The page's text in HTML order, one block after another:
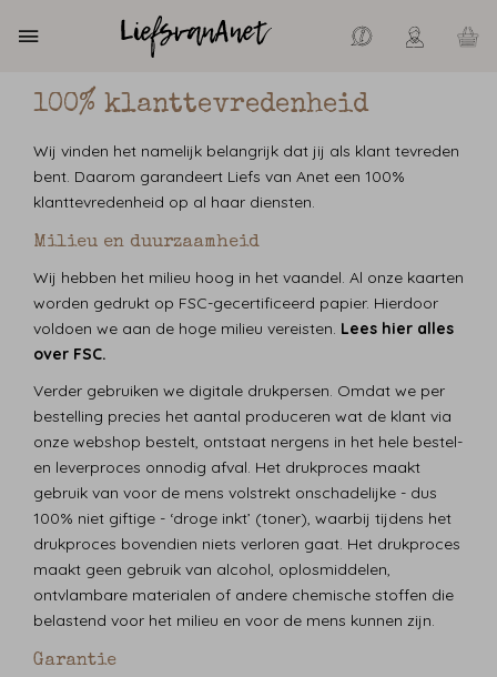
100% klanttevredenheid
Wij vinden het namelijk belangrijk dat jij als klant tevreden
bent. Daarom garandeert Liefs van Anet een 100%
klanttevredenheid op al haar diensten.
Milieu en duurzaamheid
Wij hebben het milieu hoog in het vaandel. Al onze kaarten
worden gedrukt op FSC-gecertificeerd papier. Hierdoor
voldoen we aan de hoge milieu vereisten. Lees hier alles
over FSC.
Verder gebruiken we digitale drukpersen. Omdat we per
bestelling precies het aantal produceren wat de klant via
onze webshop bestelt, ontstaat nergens in het hele bestel-
en leverproces onnodig afval. Het drukproces maakt
gebruik van voor de mens volstrekt onschadelijke - dus
100% niet giftige - ‘droge inkt’ (toner), waarbij tijdens het
drukproces bovendien niets verloren gaat. Het drukproces
maakt geen gebruik van alcohol, oplosmiddelen,
ontvlambare materialen of andere chemische stoffen die
belastend voor het milieu en voor de mens kunnen zijn.
Garantie